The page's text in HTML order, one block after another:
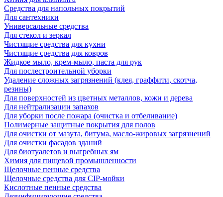
Средства для напольных покрытий
Для сантехники
Универсальные средства
Для стекол и зеркал
Чистящие средства для кухни
Чистящие средства для ковров
Жидкое мыло, крем-мыло, паста для рук
Для послестроительной уборки
Удаление сложных загрязнений (клея, граффити, скотча,
резины)
Для поверхностей из цветных металлов, кожи и дерева
Для нейтрализации запахов
Для уборки после пожара (очистка и отбеливание)
Полимерные защитные покрытия для полов
Для очистки от мазута, битума, масло-жировых загрязнений
Для очистки фасадов зданий
Для биотуалетов и выгребных ям
Химия для пищевой промышленности
Щелочные пенные средства
Щелочные средства для CIP-мойки
Кислотные пенные средства